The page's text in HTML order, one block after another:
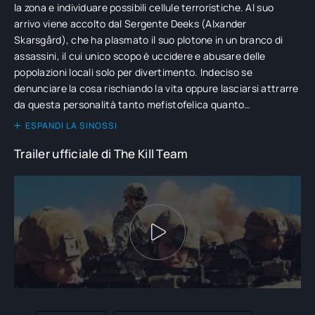
la zona e individuare possibili cellule terroristiche. Al suo
arrivo viene accolto dal Sergente Deeks (Alxander
Skarsgård), che ha plasmato il suo plotone in un branco di
assassini, il cui unico scopo è uccidere e abusare delle
popolazioni locali solo per divertimento. Indeciso se
denunciare la cosa rischiando la vita oppure lasciarsi attrarre
da questa personalità tanto mefistofelica quanto
affascinante, Adam si trova davanti ad un bivio. Tratto da una
d’onore, in cui al posto di Jack Nicholson troviamo invece uno
ESPANDI LA SINOSSI
Trailer ufficiale di The Kill Team